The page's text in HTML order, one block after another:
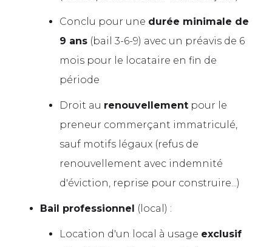
Conclu pour une durée minimale de
9 ans (bail 3-6-9) avec un préavis de 6
mois pour le locataire en fin de
période
Droit au renouvellement pour le
preneur commerçant immatriculé,
sauf motifs légaux (refus de
renouvellement avec indemnité
d'éviction, reprise pour construire...)
Bail professionnel (local) :
Location d'un local à usage exclusif